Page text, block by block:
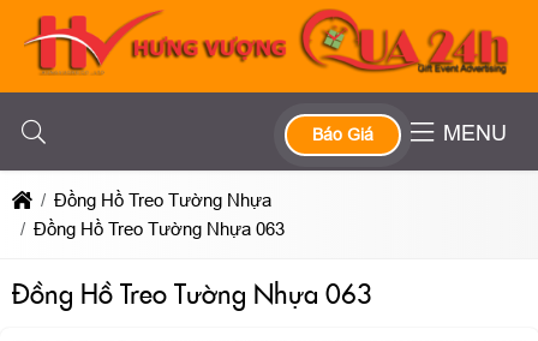
Báo Giá MENU
Đồng Hồ Treo Tường Nhựa
Đồng Hồ Treo Tường Nhựa 063
Đồng Hồ Treo Tường Nhựa 063